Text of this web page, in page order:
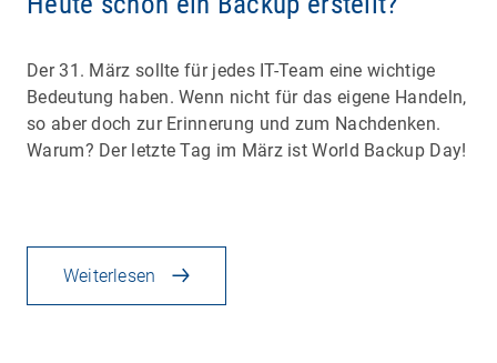
Der 31. März sollte für jedes IT-Team eine wichtige
Bedeutung haben. Wenn nicht für das eigene Handeln,
so aber doch zur Erinnerung und zum Nachdenken.
Warum? Der letzte Tag im März ist World Backup Day!
Weiterlesen